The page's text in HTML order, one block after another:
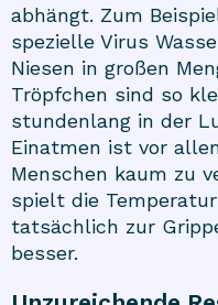
abhängt. Zum
spezielle Virus
Niesen in großen
Tröpfchen sind so
stundenlang in der
Einatmen ist vor
Menschen kaum zu
spielt die
tatsächlich zur
besser.